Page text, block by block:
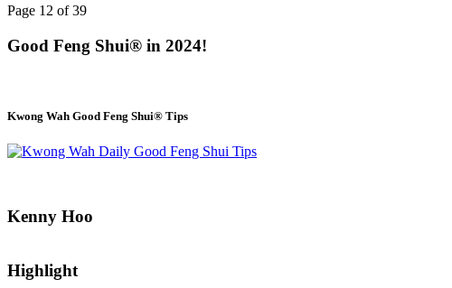
Page 12 of 39
Good Feng Shui® in 2024!
Kwong Wah Good Feng Shui® Tips
Kenny Hoo
Highlight